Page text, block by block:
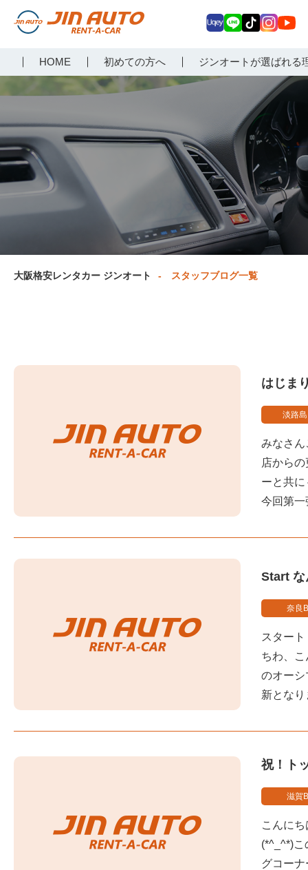
らジンオートレンタカー
HOME 初めての方へ ジンオートが選ばれる
ey E
Tokagr
am
uT
ub
大阪格安レンタカー ジンオート スタッフブログ一覧
はじま
淡路
みなさ
店から
ーと共
今回第
Start
奈良
スター
ちわ、
のオーシ
新とな
祝！ト
滋賀
こんに
(*^_^*)こ
グコー